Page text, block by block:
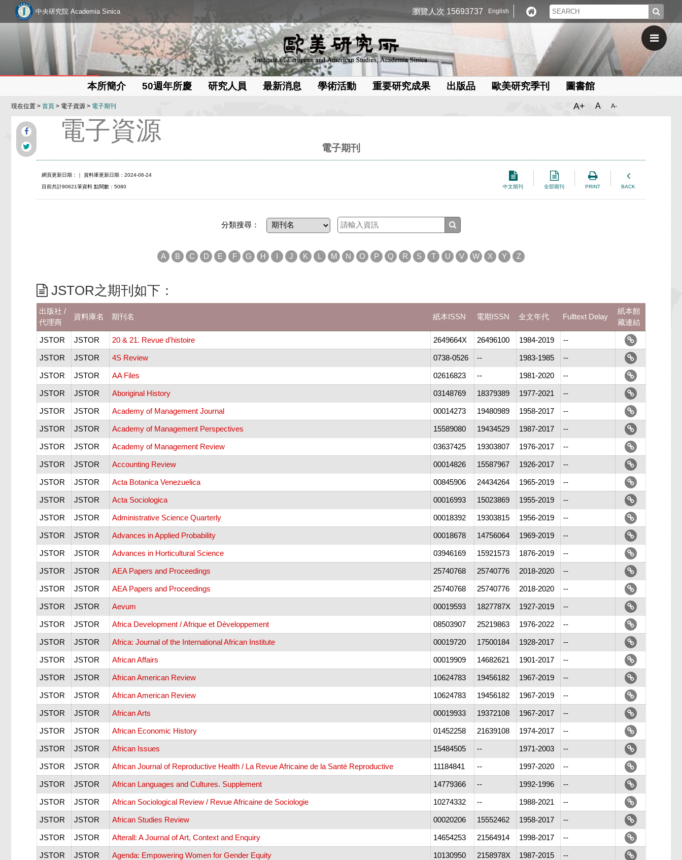
中央研究院 Academia Sinica 瀏覽人次 15693737 English
本所簡介 50週年所慶 研究人員 最新消息 學術活動 重要研究成果 出版品 歐美研究季刊 圖書館
現在位置 >首頁> 電子資源 >電子期刊 A+ A A-
電子資源
電子期刊
中文期刊 全部期刊 PRINT BACK
網頁更新日期： ｜ 資料庫更新日期：2024-06-24
目前共計90621筆資料 點閱數：5080
分類搜尋：
A B C D E F G H I J K L M N O P Q R S T U V W X Y Z
JSTOR之期刊如下：
出版社 /
代理商
資料庫名 期刊名 紙本ISSN 電期ISSN 全文年代 Fulltext Delay
紙本館
藏連結
JSTOR JSTOR 20 & 21. Revue d'histoire 2649664X 26496100 1984-2019 --
JSTOR JSTOR 4S Review 0738-0526 -- 1983-1985 --
JSTOR JSTOR AA Files 02616823 -- 1981-2020 --
JSTOR JSTOR Aboriginal History 03148769 18379389 1977-2021 --
JSTOR JSTOR Academy of Management Journal 00014273 19480989 1958-2017 --
JSTOR JSTOR Academy of Management Perspectives 15589080 19434529 1987-2017 --
JSTOR JSTOR Academy of Management Review 03637425 19303807 1976-2017 --
JSTOR JSTOR Accounting Review 00014826 15587967 1926-2017 --
JSTOR JSTOR Acta Botanica Venezuelica 00845906 24434264 1965-2019 --
JSTOR JSTOR Acta Sociologica 00016993 15023869 1955-2019 --
JSTOR JSTOR Administrative Science Quarterly 00018392 19303815 1956-2019 --
JSTOR JSTOR Advances in Applied Probability 00018678 14756064 1969-2019 --
JSTOR JSTOR Advances in Horticultural Science 03946169 15921573 1876-2019 --
JSTOR JSTOR AEA Papers and Proceedings 25740768 25740776 2018-2020 --
JSTOR JSTOR AEA Papers and Proceedings 25740768 25740776 2018-2020 --
JSTOR JSTOR Aevum 00019593 1827787X 1927-2019 --
JSTOR JSTOR Africa Development / Afrique et Développement 08503907 25219863 1976-2022 --
JSTOR JSTOR Africa: Journal of the International African Institute 00019720 17500184 1928-2017 --
JSTOR JSTOR African Affairs 00019909 14682621 1901-2017 --
JSTOR JSTOR African American Review 10624783 19456182 1967-2019 --
JSTOR JSTOR African American Review 10624783 19456182 1967-2019 --
JSTOR JSTOR African Arts 00019933 19372108 1967-2017 --
JSTOR JSTOR African Economic History 01452258 21639108 1974-2017 --
JSTOR JSTOR African Issues 15484505 -- 1971-2003 --
JSTOR JSTOR African Journal of Reproductive Health / La Revue Africaine de la Santé Reproductive 11184841 -- 1997-2020 --
JSTOR JSTOR African Languages and Cultures. Supplement 14779366 -- 1992-1996 --
JSTOR JSTOR African Sociological Review / Revue Africaine de Sociologie 10274332 -- 1988-2021 --
JSTOR JSTOR African Studies Review 00020206 15552462 1958-2017 --
JSTOR JSTOR Afterall: A Journal of Art, Context and Enquiry 14654253 21564914 1998-2017 --
JSTOR JSTOR Agenda: Empowering Women for Gender Equity 10130950 2158978X 1987-2015 --